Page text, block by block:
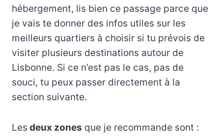
hébergement, lis bien ce passage parce que
je vais te donner des infos utiles sur les
meilleurs quartiers à choisir si tu prévois de
visiter plusieurs destinations autour de
Lisbonne. Si ce n’est pas le cas, pas de
souci, tu peux passer directement à la
section suivante.
Les deux zones que je recommande sont :